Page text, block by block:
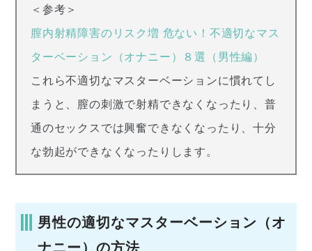
＜参考＞
膣内射精障害のリスク増 危ない！不適切なマス
ターベーション（オナニー）８選（男性編）
これら不適切なマスターベーションに慣れてし
まうと、膣の刺激で射精できなくなったり、普
通のセックスでは興奮できなくなったり、十分
な勃起ができなくなったりします。
男性の適切なマスターベーション（オ
ナニー）の方法